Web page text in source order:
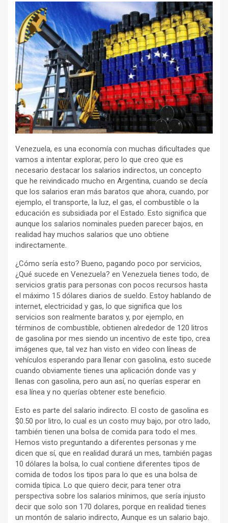
Venezuela, es una economía con muchas dificultades que
vamos a intentar explorar, pero lo que creo que es
necesario destacar los salarios indirectos, un concepto
que he reivindicado mucho en Argentina, cuando se decía
que los salarios eran más baratos que ahora, cuando, por
ejemplo, el transporte, la luz, el gas, el combustible o la
educación es subsidiada por el Estado. Esto significa que
aunque los salarios nominales pueden parecer bajos, en
realidad hay muchos salarios que uno obtiene
indirectamente.
¿Cómo sería esto? Bueno, pagando poco por servicios,
¿Qué sucede en Venezuela? en Venezuela tienes todo, de
servicios gratis para personas con pocos recursos hasta
el máximo 15 dólares diarios de sueldo. Estoy hablando de
internet, electricidad y gas, lo que significa que los
servicios son realmente baratos y, por ejemplo, en
términos de combustible, obtienen alrededor de 120 litros
de gasolina por mes siendo un incentivo de este tipo, crea
imágenes que, tal vez han visto en video con líneas de
vehículos esperando para llenar con gasolina, esto sucede
cuando obviamente tienes una aplicación donde vas y
llenas con gasolina, pero aun así, no querías esperar en
esa línea y no querías obtener este beneficio.
Esto es parte del salario indirecto. El costo de gasolina es
$0.50 por litro, lo cual es un costo muy bajo, por otro lado,
también tienen una bolsa de comida para todo el mes.
Hemos visto preguntando a diferentes personas y me
dicen que sí, que en realidad durará un mes, también pagas
10 dólares la bolsa, lo cual contiene diferentes tipos de
comida de todos los tipos para lo que es una bolsa de
comida típica. Lo que quiero decir, para tener otra
perspectiva sobre los salarios mínimos, que sería injusto
decir que solo son 170 dolares, porque en realidad tienes
un montón de salario indirecto, Aunque es un salario bajo.